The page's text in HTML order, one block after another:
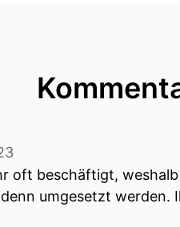
oft beschäftigt,
umgesetzt werden.